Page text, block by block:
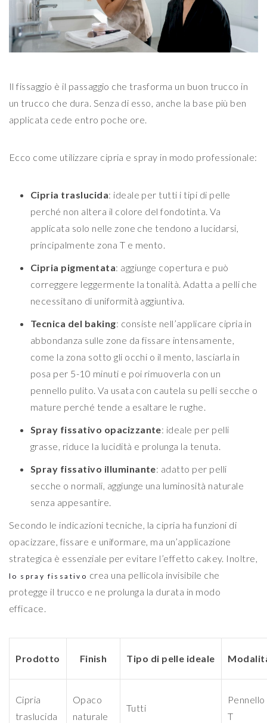
Il fissaggio è il passaggio che trasforma un buon trucco in
un trucco che dura. Senza di esso, anche la base più ben
applicata cede entro poche ore.
Ecco come utilizzare cipria e spray in modo professionale:
Cipria traslucida: ideale per tutti i tipi di pelle
perché non altera il colore del fondotinta. Va
applicata solo nelle zone che tendono a lucidarsi,
principalmente zona T e mento.
Cipria pigmentata: aggiunge copertura e può
correggere leggermente la tonalità. Adatta a pelli che
necessitano di uniformità aggiuntiva.
Tecnica del baking: consiste nell’applicare cipria in
abbondanza sulle zone da fissare intensamente,
come la zona sotto gli occhi o il mento, lasciarla in
posa per 5-10 minuti e poi rimuoverla con un
pennello pulito. Va usata con cautela su pelli secche o
mature perché tende a esaltare le rughe.
Spray fissativo opacizzante: ideale per pelli
grasse, riduce la lucidità e prolunga la tenuta.
Spray fissativo illuminante: adatto per pelli
secche o normali, aggiunge una luminosità naturale
senza appesantire.
Secondo le indicazioni tecniche, la cipria ha funzioni di
opacizzare, fissare e uniformare, ma un’applicazione
strategica è essenziale per evitare l’effetto cakey. Inoltre,
lo spray fissativo crea una pellicola invisibile che
protegge il trucco e ne prolunga la durata in modo
efficace.
Prodotto Finish Tipo di pelle ideale
Cipria
traslucida
Opaco
naturale
Tutti
T